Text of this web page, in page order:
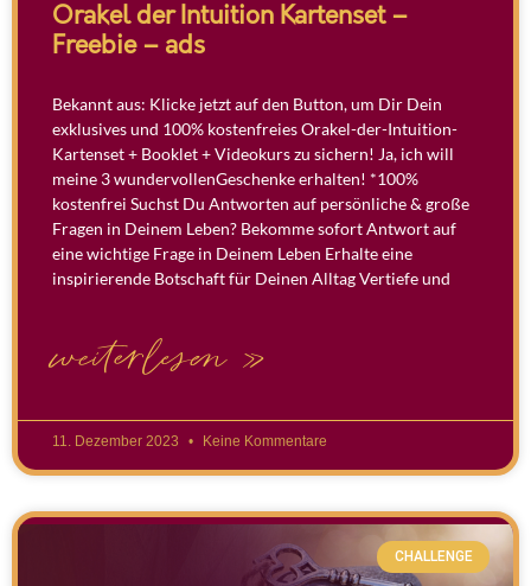
Orakel der Intuition Kartenset –
Freebie – ads
Bekannt aus: Klicke jetzt auf den Button, um Dir Dein
exklusives und 100% kostenfreies Orakel-der-Intuition-
Kartenset + Booklet + Videokurs zu sichern! Ja, ich will
meine 3 wundervollenGeschenke erhalten! *100%
kostenfrei Suchst Du Antworten auf persönliche & große
Fragen in Deinem Leben? Bekomme sofort Antwort auf
eine wichtige Frage in Deinem Leben Erhalte eine
inspirierende Botschaft für Deinen Alltag Vertiefe und
weiterlesen »
11. Dezember 2023 Keine Kommentare
CHALLENGE